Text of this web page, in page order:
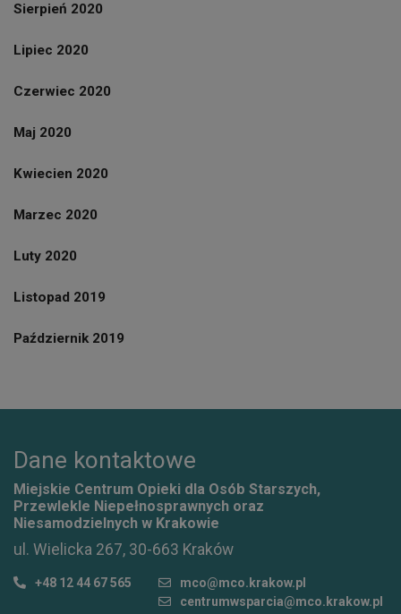
Sierpień 2020
Lipiec 2020
Czerwiec 2020
Maj 2020
Kwiecien 2020
Marzec 2020
Luty 2020
Listopad 2019
Październik 2019
Dane kontaktowe
Miejskie Centrum Opieki dla Osób Starszych,
Przewlekle Niepełnosprawnych oraz
Niesamodzielnych w Krakowie
ul. Wielicka 267, 30-663 Kraków
+48 12 44 67 565
mco@mco.krakow.pl
centrumwsparcia@mco.krakow.pl